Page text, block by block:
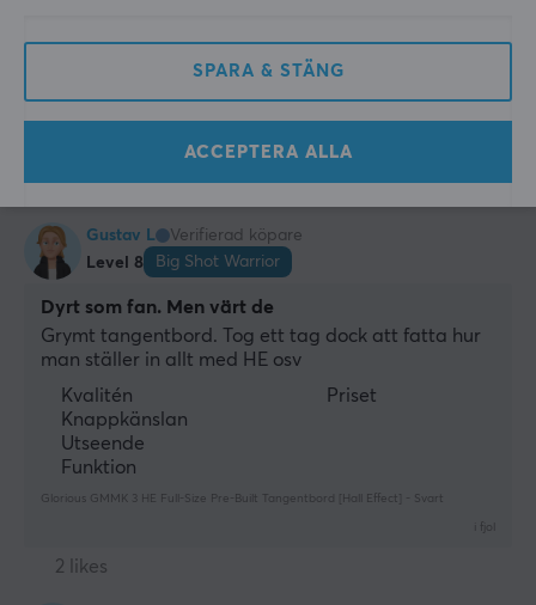
Belysning
Färg på belysning
PBT
Double-shot
Ja
N-key rollover
Ja
Anti-ghosting
Färg
1 like
Gustav L
Verifierad köpare
Level 8
Big Shot Warrior
Dyrt som fan. Men värt de
Grymt tangentbord. Tog ett tag dock att fatta hur
man ställer in allt med HE osv
Kvalitén
Knappkänslan
Utseende
Funktion
Priset
Glorious GMMK 3 HE Full-Size Pre-Built Tangentbord [Hall Effect] - Svart
2 likes
SPARA & STÄNG
ACCEPTERA ALLA